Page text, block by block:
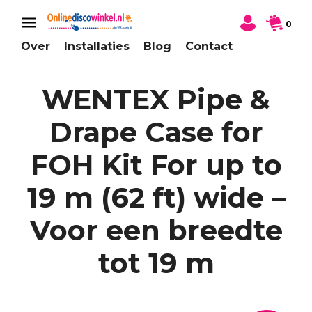
Over Installaties Blog Contact
0
WENTEX Pipe &
Drape Case for
FOH Kit For up to
19 m (62 ft) wide –
Voor een breedte
tot 19 m